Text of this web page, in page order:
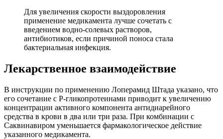
Для увеличения скорости выздоровления
применение медикамента лучше сочетать с
введением водно-солевых растворов,
антибиотиков, если причиной поноса стала
бактериальная инфекция.
Лекарственное взаимодействие
В инструкции по применению Лоперамид Штада указано, что
его сочетание с P-гликопротеинами приводит к увеличению
концентрации активного компонента антидиарейного
средства в крови в два или три раза. При комбинации с
Саквинавиром уменьшается фармакологическое действие
указанного медикамента.